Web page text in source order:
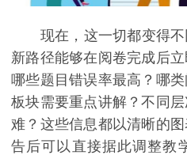
现在，这一切都变得不
新路径能够在阅卷完成后
哪些题目错误率最高？哪
板块需要重点讲解？不同
难？这些信息都以清晰的
告后可以直接据此调整教